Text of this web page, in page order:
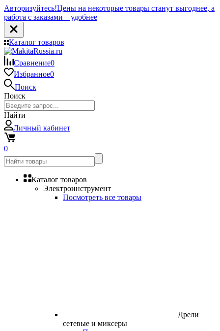
Авторизуйтесь!Цены на некоторые товары станут выгоднее, а
работа с заказами – удобнее
Каталог товаров
Сравнение0
Избранное0
Поиск
Поиск
Найти
Личный кабинет
0
Каталог товаров
Электроинструмент
Посмотреть все товары
Дрели
сетевые и миксеры